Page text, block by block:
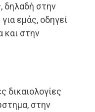
δηλαδή στην
εμάς, οδηγεί
και στην
δικαιολογίες
στην